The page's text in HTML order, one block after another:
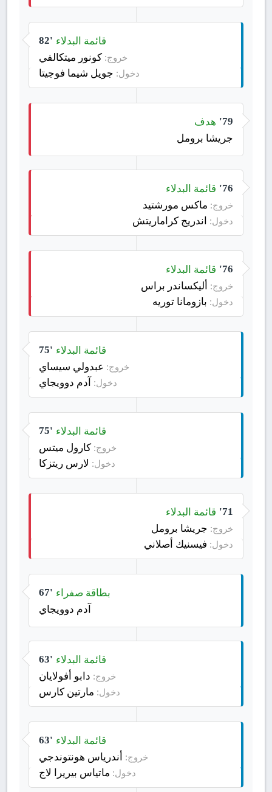
82' قائمة البدلاء
خروج: كونور ميتكالفي
دخول: جويل شيما فوجيتا
79'
هدف
جريشا برومل
76' قائمة البدلاء
خروج: ماكس مورشتيد
دخول: اندريج كراماريتش
76' قائمة البدلاء
خروج: أليكساندر براس
دخول: بازومانا توريه
75' قائمة البدلاء
خروج: عبدولي سيساي
دخول: آدم دوويجاي
75' قائمة البدلاء
خروج: كارول ميتس
دخول: لارس ريتزكا
71' قائمة البدلاء
خروج: جريشا برومل
دخول: فيسنيك أصلاني
67' بطاقة صفراء
آدم دوويجاي
63' قائمة البدلاء
خروج: دابو أفولايان
دخول: مارتين كارس
63' قائمة البدلاء
خروج: أندرياس هونتوندجي
دخول: ماتياس بيريرا لاج